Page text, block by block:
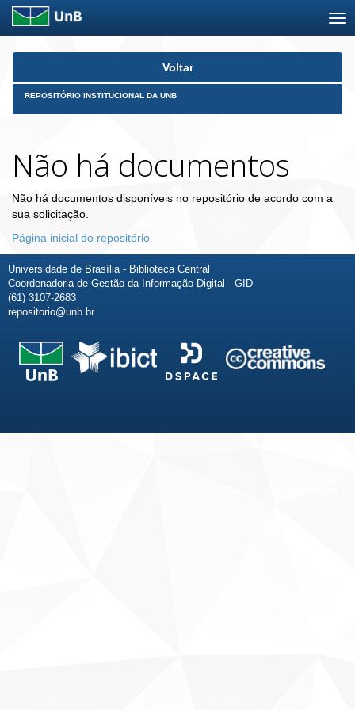
Skip
Voltar
REPOSITÓRIO INSTITUCIONAL DA UNB
Não há documentos
Não há documentos disponíveis no repositório de acordo com a
sua solicitação.
Página inicial do repositório
Universidade de Brasília - Biblioteca Central
Coordenadoria de Gestão da Informação Digital - GID
(61) 3107-2683
repositorio@unb.br